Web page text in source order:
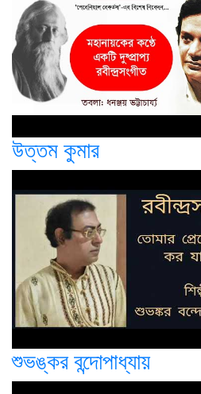
উত্তম কুমার
শুভঙ্কর বন্দোপাধ্যায়